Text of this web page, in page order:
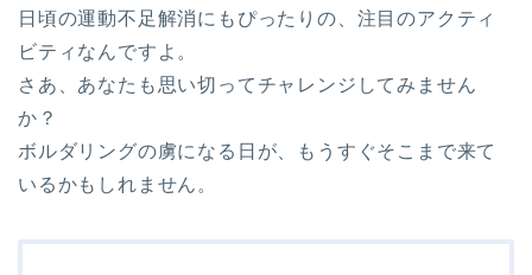
日頃の運動不足解消にもぴったりの、注目のアクティ
ビティなんですよ。
さあ、あなたも思い切ってチャレンジしてみません
か？
ボルダリングの虜になる日が、もうすぐそこまで来て
いるかもしれません。